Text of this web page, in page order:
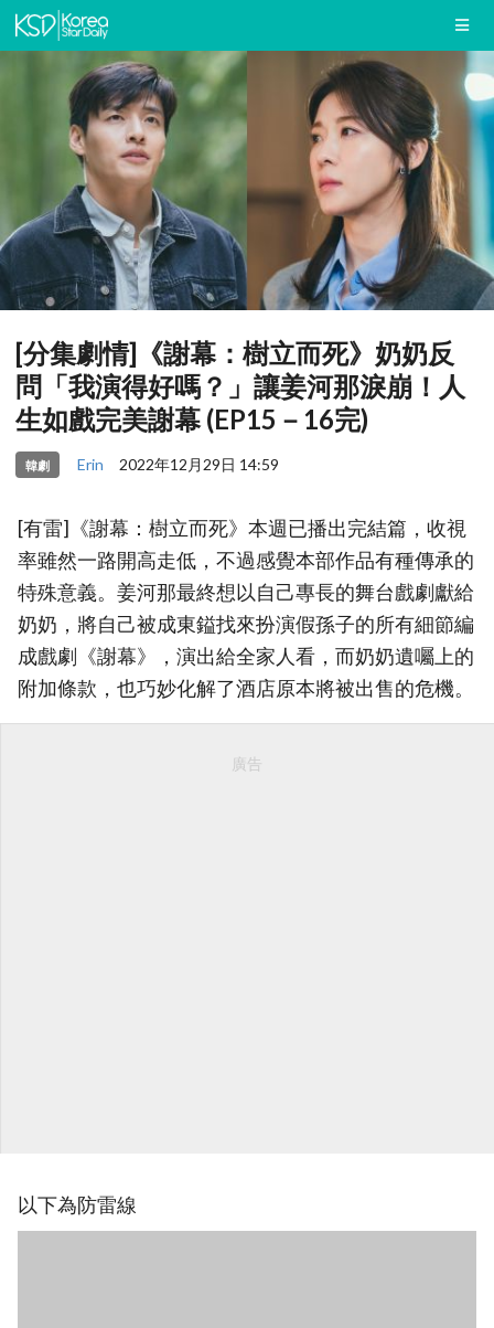
[分集劇情]《謝幕：樹立而死》奶奶反
問「我演得好嗎？」讓姜河那淚崩！人
生如戲完美謝幕 (EP15－16完)
韓劇 Erin 2022年12月29日 14:59
[有雷]《謝幕：樹立而死》本週已播出完結篇，收視
率雖然一路開高走低，不過感覺本部作品有種傳承的
特殊意義。姜河那最終想以自己專長的舞台戲劇獻給
奶奶，將自己被成東鎰找來扮演假孫子的所有細節編
成戲劇《謝幕》，演出給全家人看，而奶奶遺囑上的
附加條款，也巧妙化解了酒店原本將被出售的危機。
廣告
以下為防雷線